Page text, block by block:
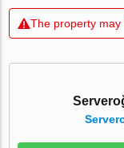
The property